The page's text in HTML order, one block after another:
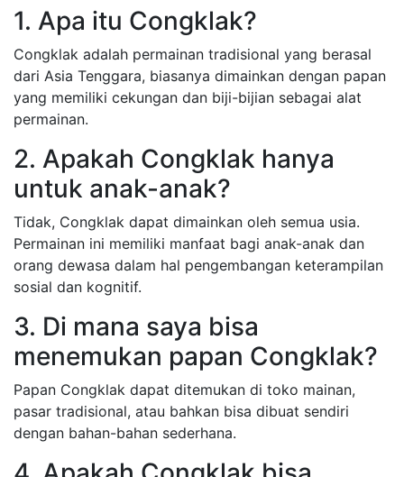
1. Apa itu Congklak?
Congklak adalah permainan tradisional yang berasal
dari Asia Tenggara, biasanya dimainkan dengan papan
yang memiliki cekungan dan biji-bijian sebagai alat
permainan.
2. Apakah Congklak hanya
untuk anak-anak?
Tidak, Congklak dapat dimainkan oleh semua usia.
Permainan ini memiliki manfaat bagi anak-anak dan
orang dewasa dalam hal pengembangan keterampilan
sosial dan kognitif.
3. Di mana saya bisa
menemukan papan Congklak?
Papan Congklak dapat ditemukan di toko mainan,
pasar tradisional, atau bahkan bisa dibuat sendiri
dengan bahan-bahan sederhana.